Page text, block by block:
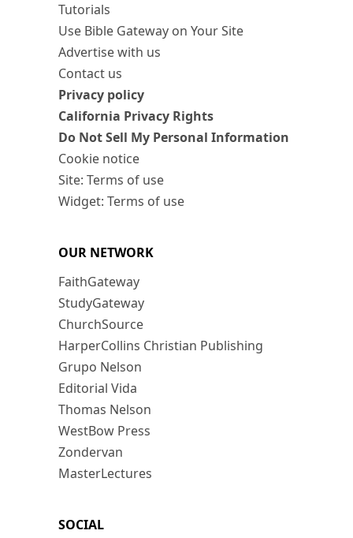
Tutorials
Use Bible Gateway on Your Site
Advertise with us
Contact us
Privacy policy
California Privacy Rights
Do Not Sell My Personal Information
Cookie notice
Site: Terms of use
Widget: Terms of use
OUR NETWORK
FaithGateway
StudyGateway
ChurchSource
HarperCollins Christian Publishing
Grupo Nelson
Editorial Vida
Thomas Nelson
WestBow Press
Zondervan
MasterLectures
SOCIAL